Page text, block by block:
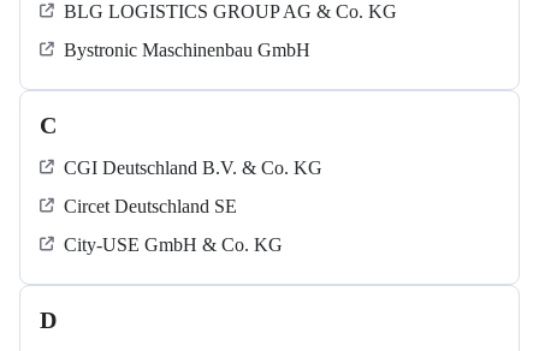
BLG LOGISTICS GROUP AG & Co. KG
Bystronic Maschinenbau GmbH
C
CGI Deutschland B.V. & Co. KG
Circet Deutschland SE
City-USE GmbH & Co. KG
D